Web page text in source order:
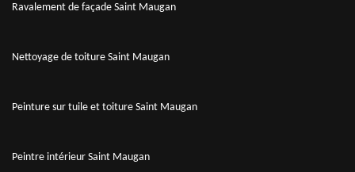
Ravalement de façade Saint Maugan
Nettoyage de toiture Saint Maugan
Peinture sur tuile et toiture Saint Maugan
Peintre intérieur Saint Maugan